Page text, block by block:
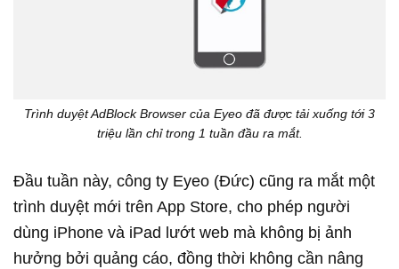
Trình duyệt AdBlock Browser của Eyeo đã được tải xuống tới 3
triệu lần chỉ trong 1 tuần đầu ra mắt.
Đầu tuần này, công ty Eyeo (Đức) cũng ra mắt một
trình duyệt mới trên App Store, cho phép người
dùng iPhone và iPad lướt web mà không bị ảnh
hưởng bởi quảng cáo, đồng thời không cần nâng